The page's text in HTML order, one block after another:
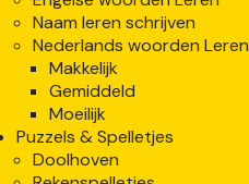
Naam leren schrijven
Nederlands woorden Leren
Makkelijk
Gemiddeld
Moeilijk
Puzzels & Spelletjes
Doolhoven